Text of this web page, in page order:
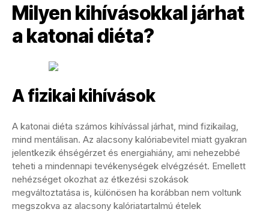
Milyen kihívásokkal járhat
a katonai diéta?
A fizikai kihívások
A katonai diéta számos kihívással járhat, mind fizikailag,
mind mentálisan. Az alacsony kalóriabevitel miatt gyakran
jelentkezik éhségérzet és energiahiány, ami nehezebbé
teheti a mindennapi tevékenységek elvégzését. Emellett
nehézséget okozhat az étkezési szokások
megváltoztatása is, különösen ha korábban nem voltunk
megszokva az alacsony kalóriatartalmú ételek